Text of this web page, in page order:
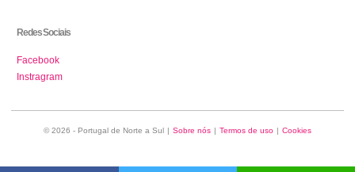
Redes Sociais
Facebook
Instragram
© 2026 - Portugal de Norte a Sul | Sobre nós | Termos de uso | Cookies